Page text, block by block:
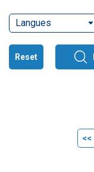
Langues
Reset
<<